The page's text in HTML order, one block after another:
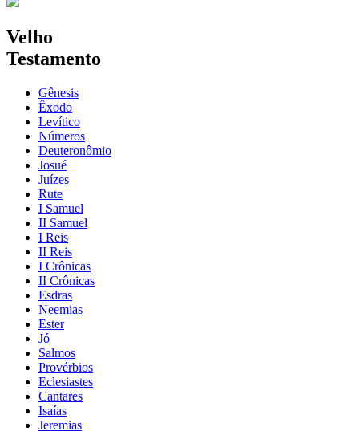
Velho
Testamento
Gênesis
Êxodo
Levítico
Números
Deuteronômio
Josué
Juízes
Rute
I Samuel
II Samuel
I Reis
II Reis
I Crônicas
II Crônicas
Esdras
Neemias
Ester
Jó
Salmos
Provérbios
Eclesiastes
Cantares
Isaías
Jeremias